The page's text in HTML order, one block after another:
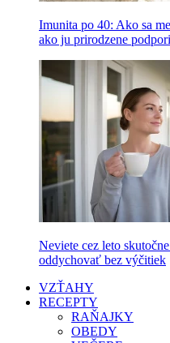
Imunita po 40: Ako sa
ako ju prirodzene
Neviete cez leto
oddychovať bez výčitiek
VZŤAHY
RECEPTY
RAŇAJKY
OBEDY